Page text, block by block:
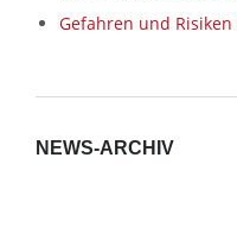
Gefahren und
NEWS-ARCHIV